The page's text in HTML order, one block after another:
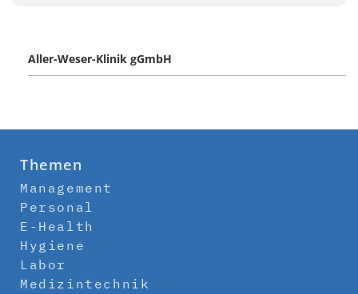
Aller-Weser-Klinik gGmbH
Themen
Management
Personal
E-Health
Hygiene
Labor
Medizintechnik